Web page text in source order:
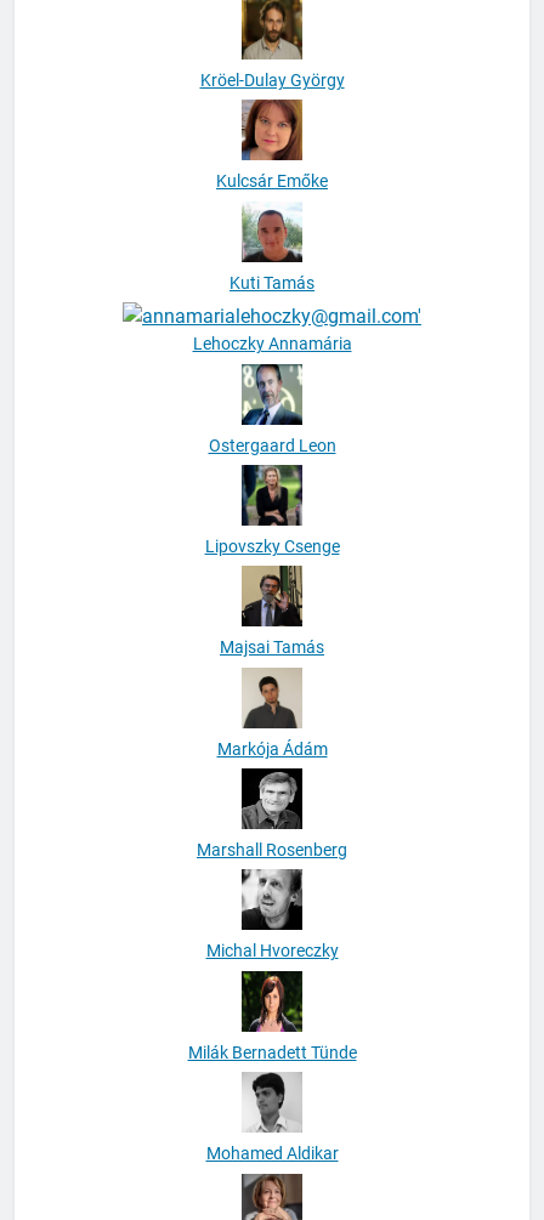
Kröel-Dulay György
Kulcsár Emőke
Kuti Tamás
Lehoczky Annamária
Ostergaard Leon
Lipovszky Csenge
Majsai Tamás
Markója Ádám
Marshall Rosenberg
Michal Hvoreczky
Milák Bernadett Tünde
Mohamed Aldikar